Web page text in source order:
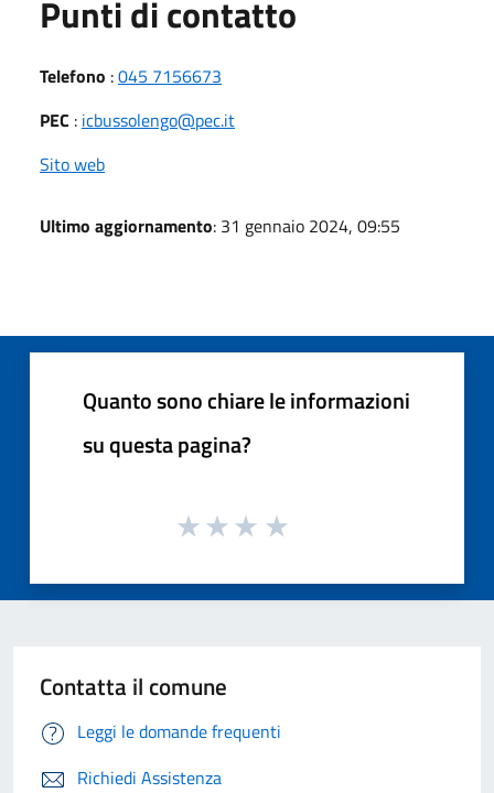
Punti di contatto
Telefono :045 7156673
PEC : icbussolengo@pec.it
Sito web
Ultimo aggiornamento: 31 gennaio 2024, 09:55
Quanto sono chiare le informazioni
su questa pagina?
Contatta il comune
Leggi le domande frequenti
Richiedi Assistenza